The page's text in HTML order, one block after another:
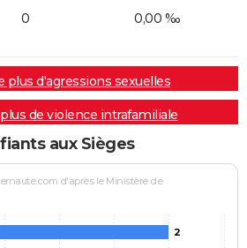
0 0,00 ‰
plus d'agressions sexuelles
de violence intrafamiliale
aux Sièges
d'après le Ministère de
2